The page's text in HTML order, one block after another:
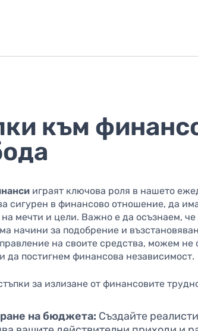
към
играят ключова роля в нашето
сигурен в финансово отношение, да
мечти и цели. Важно е да осъзнаем,
начини за подобрение и
на своите средства, можем не
да постигнем финансова независимост.
за излизане от финансовите
на бюджета: Създайте